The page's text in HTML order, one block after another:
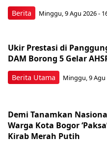
Berita Minggu, 9 Agu 2026 -
Berita Utama
Ukir Prestasi di
DAM Borong 5 Gelar
Minggu, 9 Agu
Demi Tanamkan
Warga Kota Bogor
Kirab Merah Putih